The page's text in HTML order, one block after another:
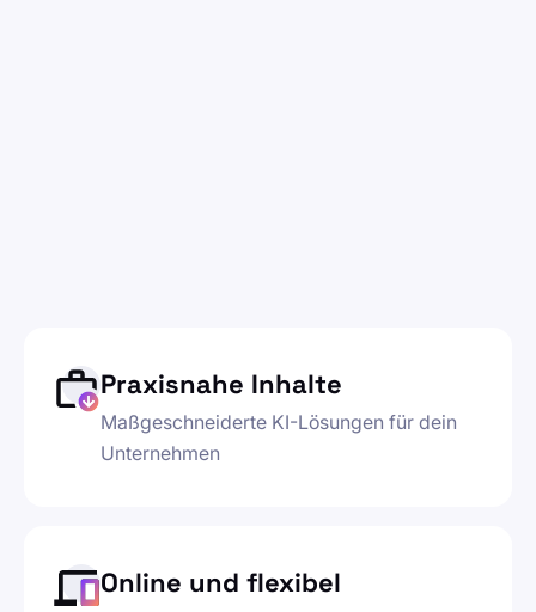
Praxisnahe Inhalte
Maßgeschneiderte KI-Lösungen für dein
Unternehmen
Online und flexibel